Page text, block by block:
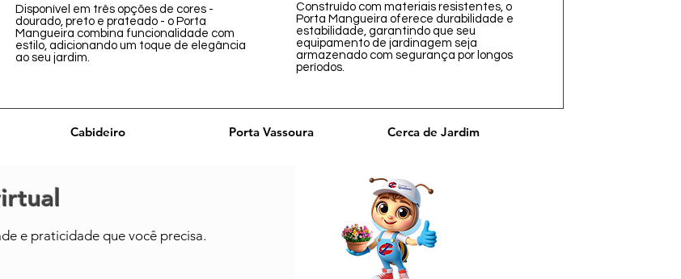
Disponível em três opções de cores -
dourado, preto e prateado - o Porta
Mangueira combina funcionalidade com
estilo, adicionando um toque de elegância
ao seu jardim.
Construído com materiais resistentes, o
Porta Mangueira oferece durabilidade e
estabilidade, garantindo que seu
equipamento de jardinagem seja
armazenado com segurança por longos
períodos.
Cabideiro Porta Vassoura Cerca de Jardim
e praticidade que você precisa.